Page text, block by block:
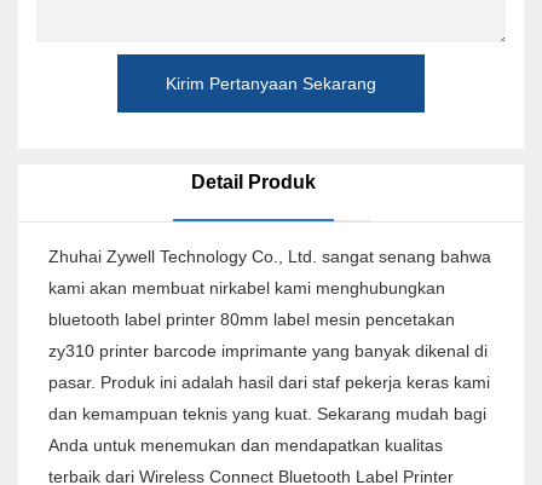
Kirim Pertanyaan Sekarang
Detail Produk
Zhuhai Zywell Technology Co., Ltd. sangat senang bahwa
kami akan membuat nirkabel kami menghubungkan
bluetooth label printer 80mm label mesin pencetakan
zy310 printer barcode imprimante yang banyak dikenal di
pasar. Produk ini adalah hasil dari staf pekerja keras kami
dan kemampuan teknis yang kuat. Sekarang mudah bagi
Anda untuk menemukan dan mendapatkan kualitas
terbaik dari Wireless Connect Bluetooth Label Printer